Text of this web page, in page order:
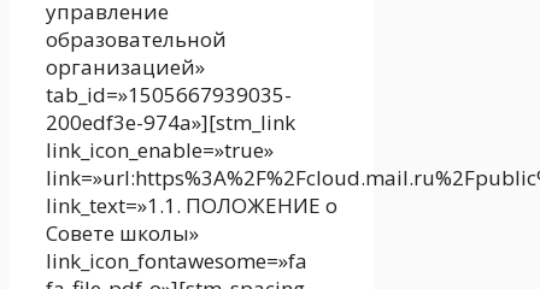
управление
образовательной
организацией»
tab_id=»1505667939035-
200edf3e-974a»][stm_link
link_icon_enable=»true»
link_text=»1.1. ПОЛОЖЕНИЕ о
Совете школы»
link_icon_fontawesome=»fa